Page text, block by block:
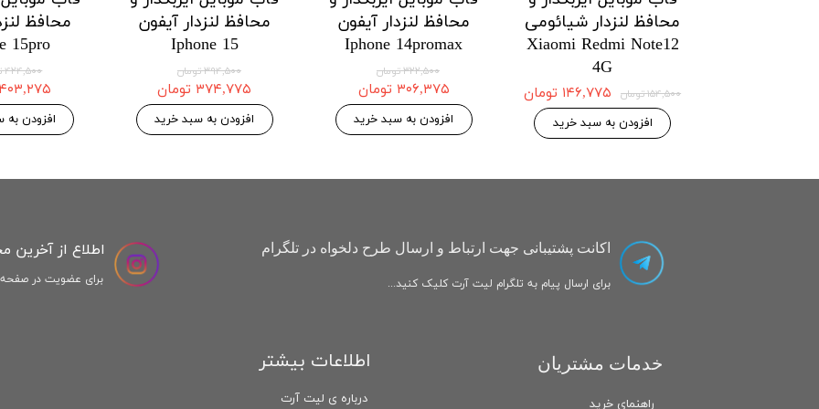
محافظ
X9a
افزودن به
محافظ لنزدار هواوی
Huawei Honor X8a
۱۲۱,۱۲۵ تومان
افزودن به سبد خرید
محافظ لنزدار هواوی
Huawei Honor X7a
اتمام موجودی
محافظ لنزدار شیائومی
Xiaomi Poco X5pro
5G/Redmi Note 12pro
5g
۱۵۴,۵۰۰ تومان ۱۴۶,۷۷۵ تومان
راهنمای خرید
خدمات مشتریان
اکانت پشتیبانی جهت ارتباط و ارسال طرح دلخواه در تلگرام
برای ارسال پیام به تلگرام لیت آرت کلیک کنید...
اطلاعات بیشتر
درباره ی لیت آرت
اطلاع از
برای عضویت در صفحه